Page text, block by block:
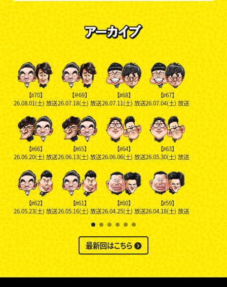
【#70】
26.08.01(土)放送
【＃69】
26.07.18(土) 放送
【#68】
26.07.11(土) 放送
【#67】
26.07.04(土)放送
【#66】
26.06.20(土)放送
【#65】
26.06.13(土) 放送
【#64】
26.06.06(土) 放送
【#63】
26.05.30(土)放送
【#62】
26.05.23(土)放送
【#61】
26.05.16(土) 放送
【#60】
26.04.25(土) 放送
【#59】
26.04.18(土)放送
最新回はこちら